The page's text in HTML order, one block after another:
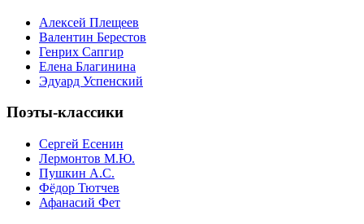
Алексей Плещеев
Валентин Берестов
Генрих Сапгир
Елена Благинина
Эдуард Успенский
Поэты-классики
Сергей Есенин
Лермонтов М.Ю.
Пушкин А.С.
Фёдор Тютчев
Афанасий Фет